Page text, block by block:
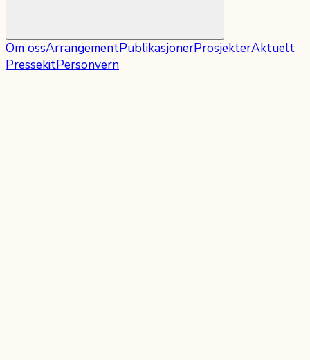
Om ossArrangementPublikasjonerProsjekterAktuelt
PressekitPersonvern